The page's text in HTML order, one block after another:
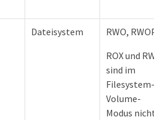
Dateisystem
RWO, RWOP
ROX und RWX
sind im
Filesystem-
Volume-
Modus nicht